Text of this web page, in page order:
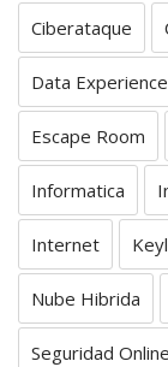
Ciberataque
Data Experience
Escape Room
Informatica
Internet
Nube Hibrida
Seguridad Online